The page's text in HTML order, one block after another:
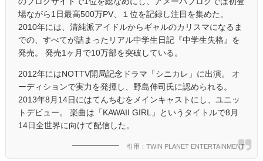
場ながら1日最高500万PV、１位を記録し注目を集めた。
2010年には、清純派アイドルからギャルのカリスマになるま
での、すべてが詰まったリアル中学生日記『中学生失格』を
発売。 発売1ヶ月で10万部を突破している。
2012年にはNOTTV開局記念ドラマ「シニカレ」に出演。 オ
ーディションで実力を発揮し、野島伸司氏に認められる。
2013年8月14日にはてんちむをメインキャストにし、ユニッ
トデビュー。 楽曲は「KAWAII GIRL」というタイトルで8月
14日全世界に向けて配信した。
引用：TWIN PLANET ENTERTAINMENT